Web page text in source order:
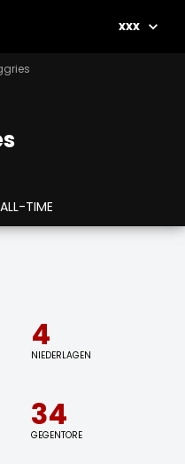
xxx
ALL-TIME
4
NIEDERLAGEN
34
GEGENTORE